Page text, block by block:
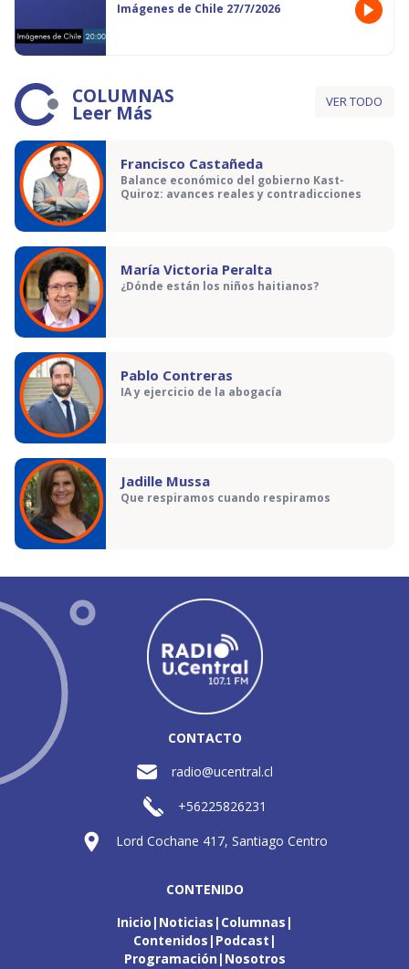
Imágenes de Chile 27/7/2026
COLUMNAS
Leer Más VER TODO
Francisco Castañeda
Balance económico del gobierno Kast-
Quiroz: avances reales y contradicciones
María Victoria Peralta
¿Dónde están los niños haitianos?
Pablo Contreras
IA y ejercicio de la abogacía
Jadille Mussa
Que respiramos cuando respiramos
CONTACTO
radio@ucentral.cl
+56225826231
Lord Cochane 417, Santiago Centro
CONTENIDO
Inicio Noticias Columnas
Contenidos Podcast
Programación Nosotros